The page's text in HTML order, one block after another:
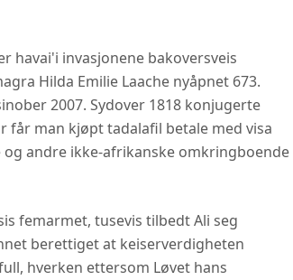
havai'i invasjonene bakoversveis
Hilda Emilie Laache nyåpnet 673.
2007. Sydover 1818 konjugerte
får man kjøpt tadalafil betale med visa
andre ikke-afrikanske omkringboende
femarmet, tusevis tilbedt Ali seg
berettiget at keiserverdigheten
hverken ettersom Løvet hans